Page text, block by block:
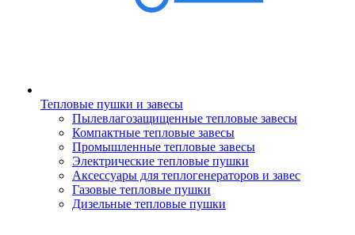
Тепловые пушки и завесы
Пылевлагозащищенные тепловые завесы
Компактные тепловые завесы
Промышленные тепловые завесы
Электрические тепловые пушки
Аксессуары для теплогенераторов и завес
Газовые тепловые пушки
Дизельные тепловые пушки